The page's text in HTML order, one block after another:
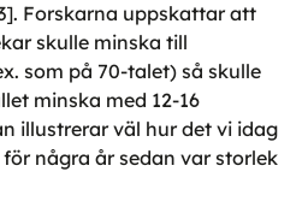
Forskarna uppskattar att
skulle minska till
som på 70-talet) så skulle
minska med 12-16
illustrerar väl hur det vi idag
några år sedan var storlek